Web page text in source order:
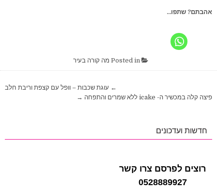
אהבתם? שתפו...
מה קורה בעיר
← עוגת שכבות – וופל עם קצפת וריבת חלב
פיצה קלה במכשיר ה- icake ללא שמרים והתפחה →
חדשות ועדכונים
רוצים לפרסם צרו קשר
0528889927